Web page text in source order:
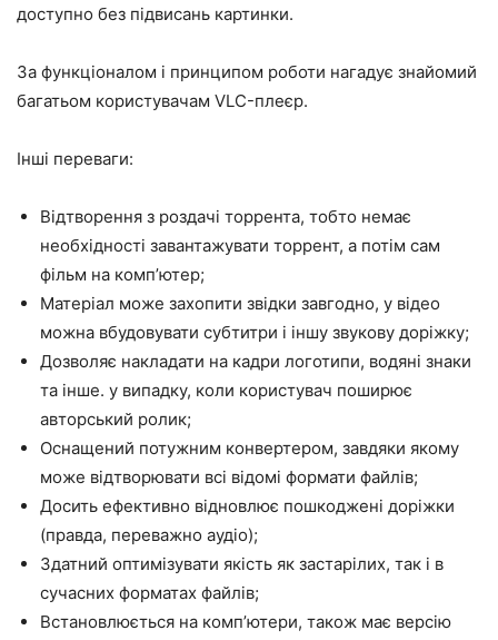
доступно без підвисань картинки.
За функціоналом і принципом роботи нагадує знайомий
багатьом користувачам VLC-плеєр.
Інші переваги:
Відтворення з роздачі торрента, тобто немає
необхідності завантажувати торрент, а потім сам
фільм на комп’ютер;
Матеріал може захопити звідки завгодно, у відео
можна вбудовувати субтитри і іншу звукову доріжку;
Дозволяє накладати на кадри логотипи, водяні знаки
та інше. у випадку, коли користувач поширює
авторський ролик;
Оснащений потужним конвертером, завдяки якому
може відтворювати всі відомі формати файлів;
Досить ефективно відновлює пошкоджені доріжки
(правда, переважно аудіо);
Здатний оптимізувати якість як застарілих, так і в
сучасних форматах файлів;
Встановлюється на комп’ютери, також має версію